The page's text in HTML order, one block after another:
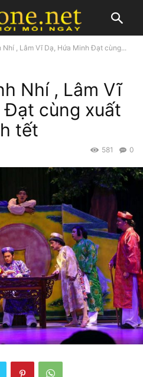
Nhí , Lâm Vĩ Dạ, Hứa Minh Đạt cùng...
Nhí , Lâm Vĩ
Đạt cùng xuất
tết
0
581